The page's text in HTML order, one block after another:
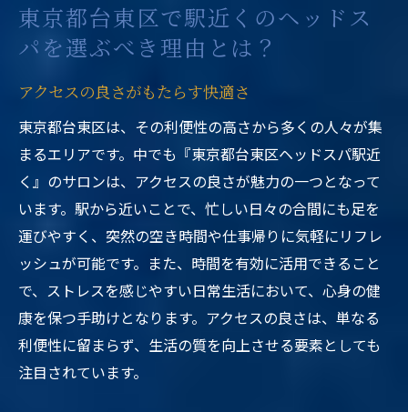
東京都台東区で駅近くのヘッドス
パを選ぶべき理由とは？
アクセスの良さがもたらす快適さ
東京都台東区は、その利便性の高さから多くの人々が集
まるエリアです。中でも『東京都台東区ヘッドスパ駅近
く』のサロンは、アクセスの良さが魅力の一つとなって
います。駅から近いことで、忙しい日々の合間にも足を
運びやすく、突然の空き時間や仕事帰りに気軽にリフレ
ッシュが可能です。また、時間を有効に活用できること
で、ストレスを感じやすい日常生活において、心身の健
康を保つ手助けとなります。アクセスの良さは、単なる
利便性に留まらず、生活の質を向上させる要素としても
注目されています。